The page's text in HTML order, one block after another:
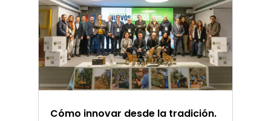
Cómo innovar desde la tradición.